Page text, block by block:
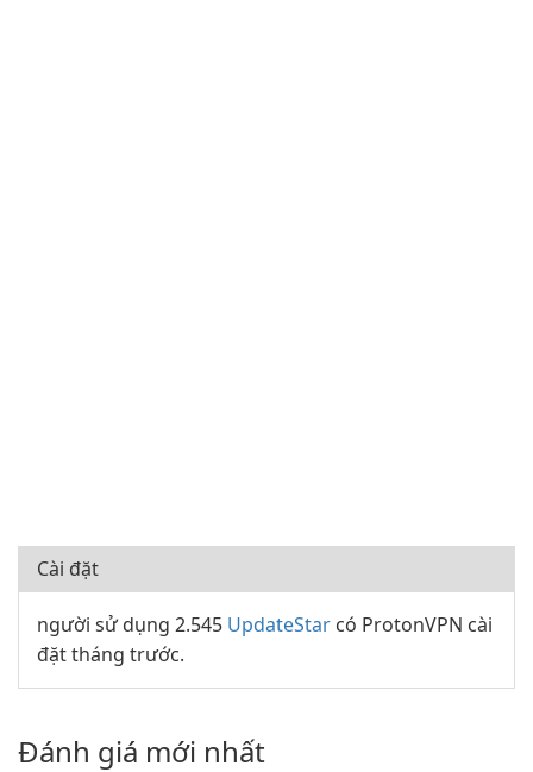
Cài đặt
người sử dụng 2.545 UpdateStar có ProtonVPN cài
đặt tháng trước.
Đánh giá mới nhất